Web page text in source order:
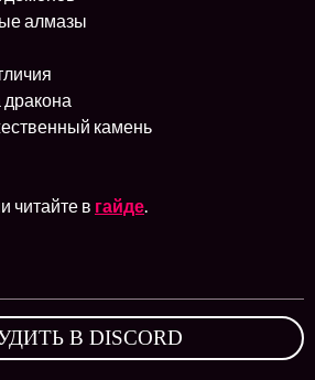
алмазы
камень
читайте в гайде.
В DISCORD